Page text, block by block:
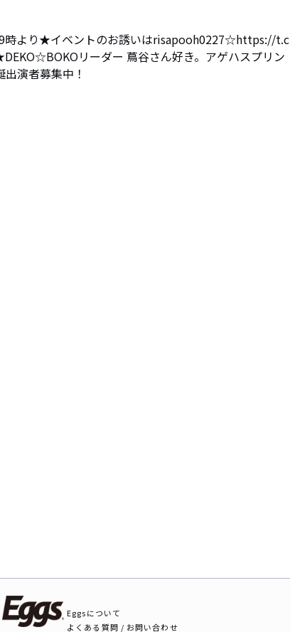
時より★イベントのお誘いはrisapooh0227☆https://t.c
リーダー 蔦谷さん好き。アゲハスプリン
演者募集中！
Eggsについて
よくある質問 / お問い合わせ